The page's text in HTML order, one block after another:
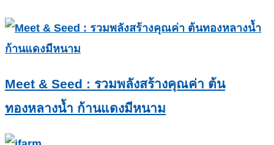
Meet & Seed : รวมพลังสร้างคุณค่า ต้น
ทองหลางน้ำ ก้านแดงมีหนาม